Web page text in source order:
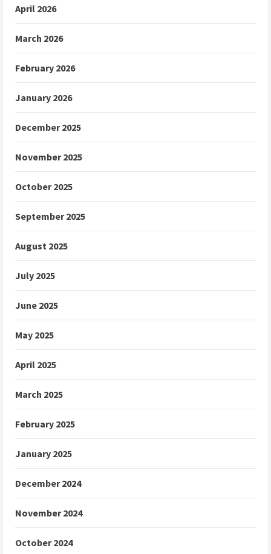
April 2026
March 2026
February 2026
January 2026
December 2025
November 2025
October 2025
September 2025
August 2025
July 2025
June 2025
May 2025
April 2025
March 2025
February 2025
January 2025
December 2024
November 2024
October 2024